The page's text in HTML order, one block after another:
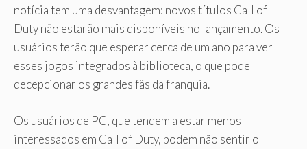
notícia tem uma desvantagem: novos títulos Call of
Duty não estarão mais disponíveis no lançamento. Os
usuários terão que esperar cerca de um ano para ver
esses jogos integrados à biblioteca, o que pode
decepcionar os grandes fãs da franquia.
Os usuários de PC, que tendem a estar menos
interessados ​​em Call of Duty, podem não sentir o